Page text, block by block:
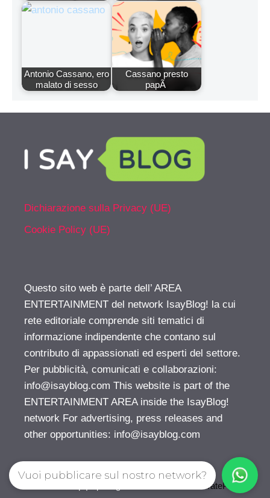
Antonio Cassano, ero
malato di sesso
Cassano presto
papÃ
Dichiarazione sulla Privacy (UE)
Cookie Policy (UE)
Questo sito web è parte dell’ AREA
ENTERTAINMENT del network IsayBlog! la cui
rete editoriale comprende siti tematici di
informazione indipendente che contano sul
contributo di appassionati ed esperti del settore.
Per pubblicità, comunicati e collaborazioni:
info@isayblog.com This website is part of the
ENTERTAINMENT AREA inside the IsayBlog!
network For advertising, press releases and
other opportunities: info@isayblog.com
GeneratePress
Vuoi pubblicare sul nostro network?